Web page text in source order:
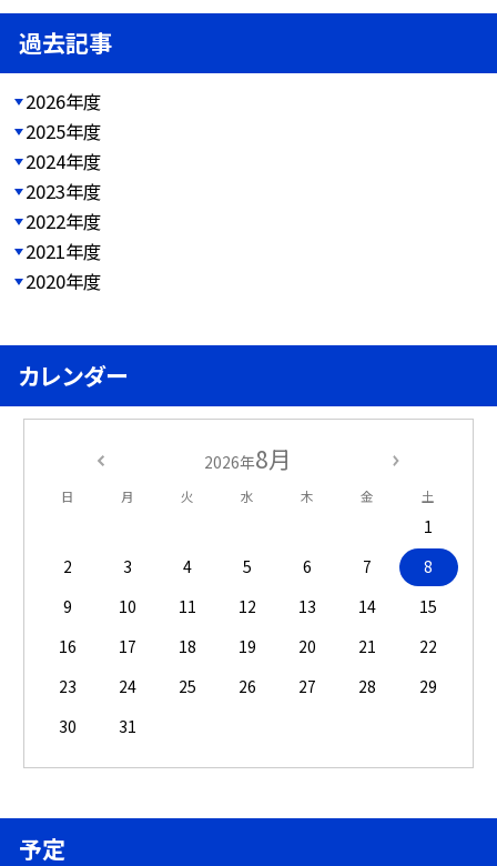
過去記事
2026年度
2025年度
2024年度
2023年度
2022年度
2021年度
2020年度
カレンダー
2026年8月
日 月 火 水 木 金 土
1
2
3 4 5 6 7
8
9
10 11 12 13 14
15
16
17 18 19 20 21
22
23
24 25 26 27 28
29
30
31
予定